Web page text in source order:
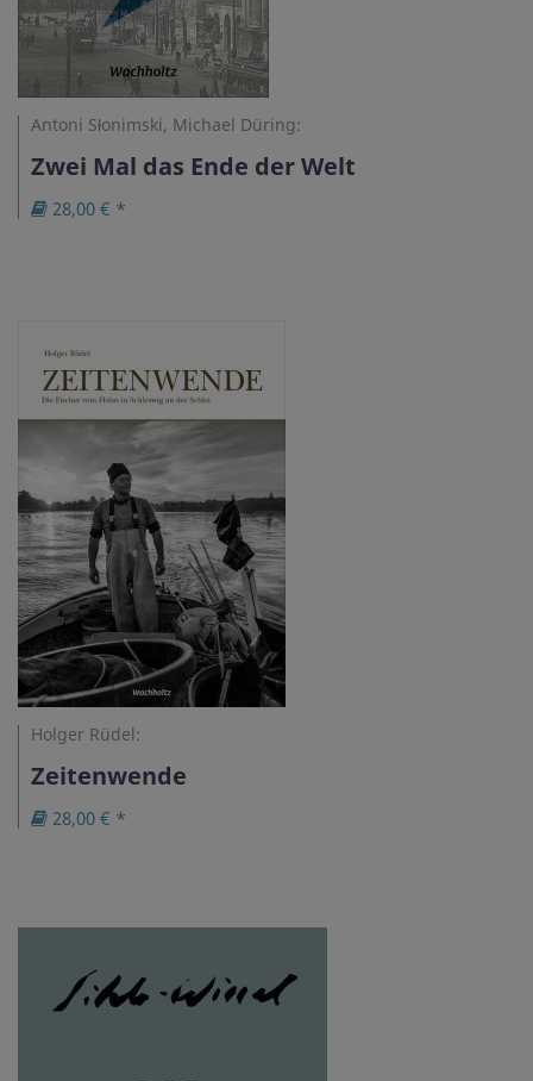
Antoni Słonimski, Michael Düring:
Zwei Mal das Ende der Welt
28,00 € *
Holger Rüdel:
Zeitenwende
28,00 € *